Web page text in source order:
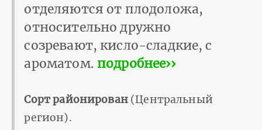
отделяются от плодоложа,
относительно дружно
созревают, кисло-сладкие, с
ароматом. подробнее››
Сорт районирован(Центральный
регион).